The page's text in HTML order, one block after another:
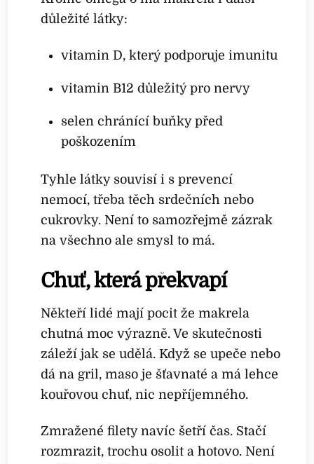
důležité látky:
vitamin D, který podporuje imunitu
vitamin B12 důležitý pro nervy
selen chránící buňky před
poškozením
Tyhle látky souvisí i s prevencí
nemocí, třeba těch srdečních nebo
cukrovky. Není to samozřejmě zázrak
na všechno ale smysl to má.
Chuť, která překvapí
Někteří lidé mají pocit že makrela
chutná moc výrazně. Ve skutečnosti
záleží jak se udělá. Když se upeče nebo
dá na gril, maso je šťavnaté a má lehce
kouřovou chuť, nic nepříjemného.
Zmražené filety navíc šetří čas. Stačí
rozmrazit, trochu osolit a hotovo. Není